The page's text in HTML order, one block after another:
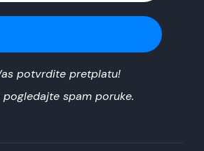
potvrdite pretplatu!
pogledajte spam poruke.